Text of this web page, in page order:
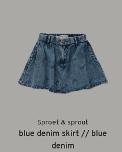
Sproet & sprout
blue denim skirt // blue
denim